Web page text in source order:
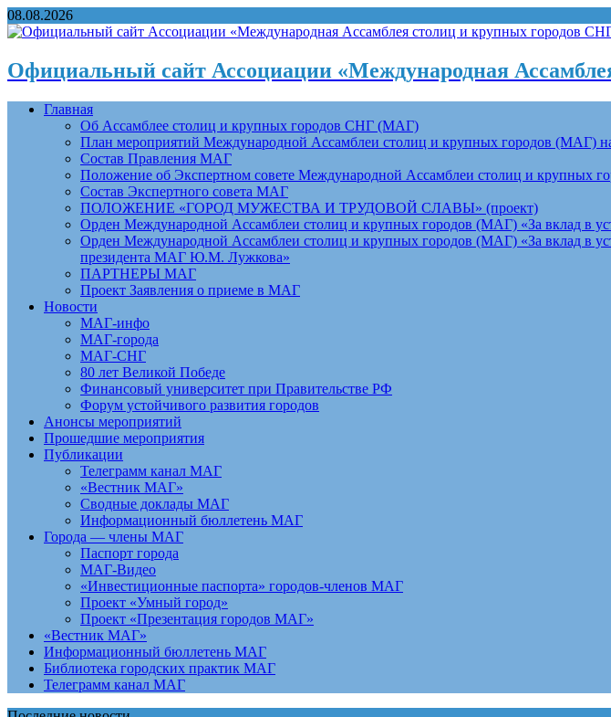
08.08.2026
Официальный сайт Ассоциации «Международная
Главная
Об Ассамблее столиц и крупных городов СНГ (МАГ)
План мероприятий Международной Ассамблеи столиц и крупных городов (МАГ)
Состав Правления МАГ
Положение об Экспертном совете Международной Ассамблеи столиц и крупных
Состав Экспертного совета МАГ
ПОЛОЖЕНИЕ «ГОРОД МУЖЕСТВА И ТРУДОВОЙ СЛАВЫ» (проект)
Орден Международной Ассамблеи столиц и крупных городов (МАГ) «За вклад в
Орден Международной Ассамблеи столиц и крупных городов (МАГ) «За вклад в
президента МАГ Ю.М. Лужкова»
ПАРТНЕРЫ МАГ
Проект Заявления о приеме в МАГ
Новости
МАГ-инфо
МАГ-города
МАГ-СНГ
80 лет Великой Победе
Финансовый университет при Правительстве РФ
Форум устойчивого развития городов
Анонсы мероприятий
Прошедшие мероприятия
Публикации
Телеграмм канал МАГ
«Вестник МАГ»
Сводные доклады МАГ
Информационный бюллетень МАГ
Города — члены МАГ
Паспорт города
МАГ-Видео
«Инвестиционные паспорта» городов-членов МАГ
Проект «Умный город»
Проект «Презентация городов МАГ»
«Вестник МАГ»
Информационный бюллетень МАГ
Библиотека городских практик МАГ
Телеграмм канал МАГ